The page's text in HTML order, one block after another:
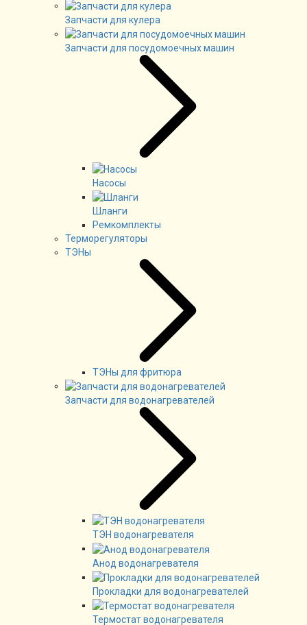
Запчасти для кулера
Запчасти для посудомоечных машин
Насосы
Шланги
Ремкомплекты
Терморегуляторы
ТЭНы
ТЭНы для фритюра
Запчасти для водонагревателей
ТЭН водонагревателя
Анод водонагревателя
Прокладки для водонагревателей
Термостат водонагревателя